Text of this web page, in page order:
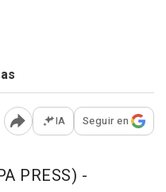
Abrir opciones para
IA Seguir en
PRESS) -